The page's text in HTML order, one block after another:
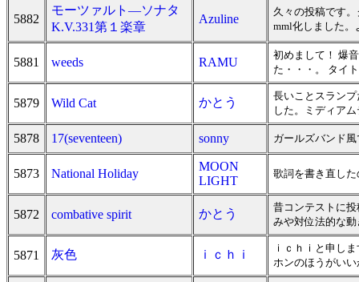
5882
モーツァルト―ソナタ
K.V.331第１楽章
Azuline
久々の投稿です
mml化しました。
5881 weeds RAMU
初めまして！ 爆
た・・・。 タイ
5879 Wild Cat かとう
長いことスラン
した。ミディア
5878 17(seventeen) sonny ガールズバンド
5873 National Holiday
MOON
LIGHT
歌詞を書き直し
5872 combative spirit かとう
昔コンテストに
みや対位法的な
5871 灰色 ｉｃｈｉ
ｉｃｈｉと申し
ホンのほうがい